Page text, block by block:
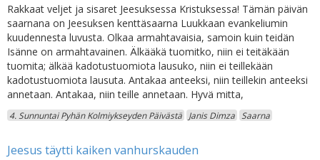
Rakkaat veljet ja sisaret Jeesuksessa Kristuksessa! Tämän päivän
saarnana on Jeesuksen kenttäsaarna Luukkaan evankeliumin
kuudennesta luvusta. Olkaa armahtavaisia, samoin kuin teidän
Isänne on armahtavainen. Älkääkä tuomitko, niin ei teitäkään
tuomita; älkää kadotustuomiota lausuko, niin ei teillekään
kadotustuomiota lausuta. Antakaa anteeksi, niin teillekin anteeksi
annetaan. Antakaa, niin teille annetaan. Hyvä mitta,
4. Sunnuntai Pyhän Kolmiykseyden Päivästä Janis Dimza Saarna
Jeesus täytti kaiken vanhurskauden